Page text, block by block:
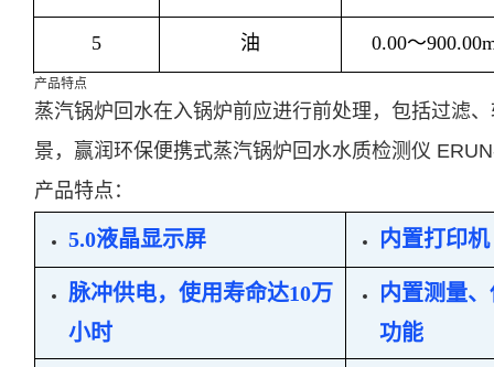
5 油 0.00～
产品特点
蒸汽锅炉回水在入锅炉前应进行前处理，包括过滤
景，赢润环保便携式蒸汽锅炉回水水质检测仪
产品特点：
5.0液晶显示屏 内置打印机
脉冲供电，使用寿命达10万
小时
内置测量
功能